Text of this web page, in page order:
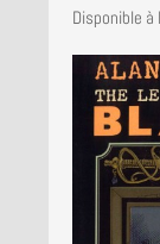
Disponible